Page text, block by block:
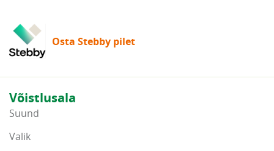
Osta Stebby pilet
Võistlusala
Suund
Valik